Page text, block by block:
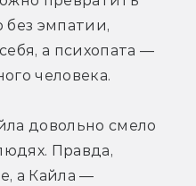
без эмпатии,
а психопата —
человека.
довольно смело
Правда,
а Кайла —